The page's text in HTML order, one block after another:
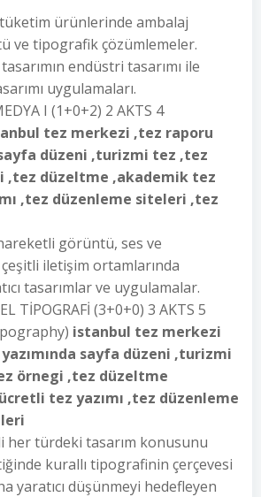
ürünlerinde ambalaj
ve tipografik çözümlemeler.
endüstri tasarımı ile
uygulamaları.
I (1+0+2) 2 AKTS 4
tez merkezi ,tez raporu
düzeni ,turizmi tez ,tez
,tez düzeltme ,akademik tez
,tez düzenleme siteleri ,tez
görüntü, ses ve
iletişim ortamlarında
tasarımlar ve uygulamalar.
TİPOGRAFİ (3+0+0) 3 AKTS 5
istanbul tez merkezi
sayfa düzeni ,turizmi
örnegi ,tez düzeltme
tez yazımı ,tez düzenleme
her türdeki tasarım konusunu
kurallı tipografinin çerçevesi
yaratıcı düşünmeyi hedefleyen